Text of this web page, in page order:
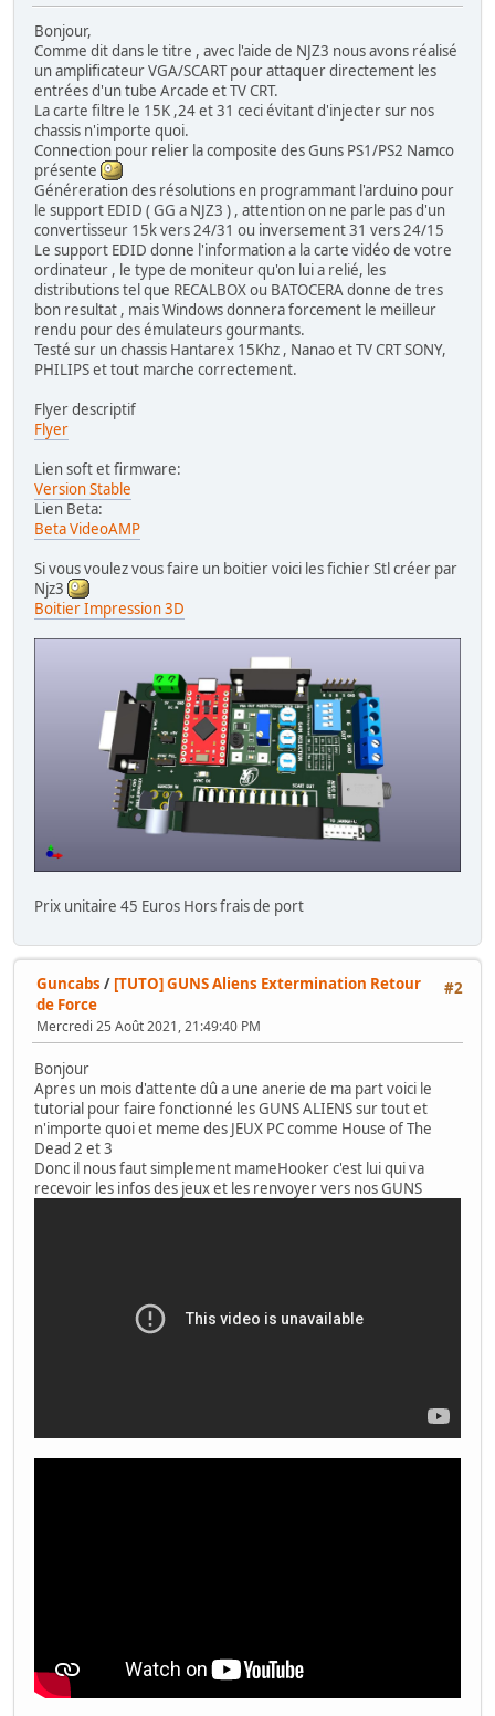
Bonjour,
Comme dit dans le titre , avec l'aide de NJZ3 nous avons réalisé
un amplificateur VGA/SCART pour attaquer directement les
entrées d'un tube Arcade et TV CRT.
La carte filtre le 15K ,24 et 31 ceci évitant d'injecter sur nos
chassis n'importe quoi.
Connection pour relier la composite des Guns PS1/PS2 Namco
présente
Généreration des résolutions en programmant l'arduino pour
le support EDID ( GG a NJZ3 ) , attention on ne parle pas d'un
convertisseur 15k vers 24/31 ou inversement 31 vers 24/15
Le support EDID donne l'information a la carte vidéo de votre
ordinateur , le type de moniteur qu'on lui a relié, les
distributions tel que RECALBOX ou BATOCERA donne de tres
bon resultat , mais Windows donnera forcement le meilleur
rendu pour des émulateurs gourmants.
Testé sur un chassis Hantarex 15Khz , Nanao et TV CRT SONY,
PHILIPS et tout marche correctement.
Flyer descriptif
Flyer
Lien soft et firmware:
Version Stable
Lien Beta:
Beta VideoAMP
Si vous voulez vous faire un boitier voici les fichier Stl créer par
Njz3
Boitier Impression 3D
Prix unitaire 45 Euros Hors frais de port
#2
Guncabs / [TUTO] GUNS Aliens Extermination Retour
de Force
Mercredi 25 Août 2021, 21:49:40 PM
Bonjour
Apres un mois d'attente dû a une anerie de ma part voici le
tutorial pour faire fonctionné les GUNS ALIENS sur tout et
n'importe quoi et meme des JEUX PC comme House of The
Dead 2 et 3
Donc il nous faut simplement mameHooker c'est lui qui va
recevoir les infos des jeux et les renvoyer vers nos GUNS